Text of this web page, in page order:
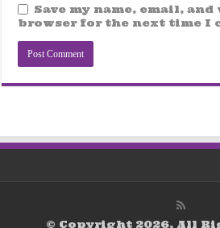
Save my name, email,
browser for the next time I
© Copyright 2026, All